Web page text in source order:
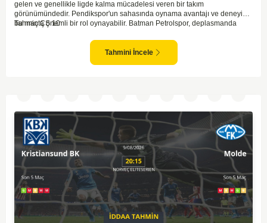
gelen ve genellikle ligde kalma mücadelesi veren bir takım
görünümündedir. Pendikspor'un sahasında oynama avantajı ve deneyimi,
bu maçta önemli bir rol oynayabilir. Batman Petrolspor, deplasmanda
Pendikspor'un maçın kontrolünü elinde tutma olasılığı daha yüksek.
Takımların mevcut form durumları ve geçmiş performanslarına
bakıldığında ev sahibi ekibin galibiyeti daha yüksek bir ihtimal sunuyor.
Tahmin ÇŞ 10
Tahmini İncele